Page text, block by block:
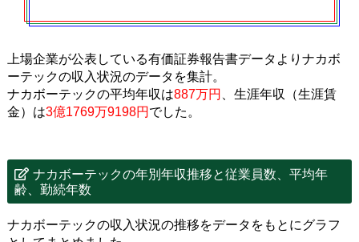
上場企業が公表している有価証券報告書データよりナカボ
ーテックの収入状況のデータを集計。
ナカボーテックの平均年収は887万円
、生涯年収（生涯賃
金）は3億1769万9198円 でした。
ナカボーテックの年別年収推移と従業員数、平均年
齢、勤続年数
ナカボーテックの収入状況の推移をデータをもとにグラフ